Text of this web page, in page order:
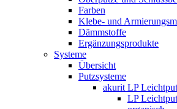
Farben
Klebe- und
Dämmstoffe
Ergänzungsprodukte
Systeme
Übersicht
Putzsysteme
akurit LP
LP